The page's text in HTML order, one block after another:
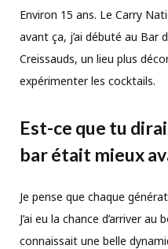
Environ 15 ans. Le Carry
avant ça, j’ai débuté au Bar
Creissauds, un lieu plus
expérimenter les cocktails.
Est-ce que tu
bar était mieux
Je pense que chaque
J’ai eu la chance d’arriver
connaissait une belle